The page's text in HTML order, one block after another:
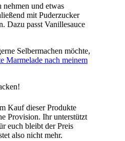
nehmen und etwas
mit Puderzucker
Dazu passt Vanillesauce
Selbermachen möchte,
Marmelade nach meinem
Kauf dieser Produkte
Provision. Ihr unterstützt
euch bleibt der Preis
also nicht mehr.